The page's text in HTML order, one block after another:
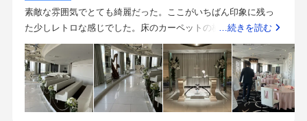
進めて下さり安心です。仕事等で多く通えない方にも良心的で
す。それでも、プランナーさんにひとまかせにせず、あくまで
たちの希望をお伝えすることが大切です！余談ですが、私達は
うっかりウェディングケーキのイメージだけお伝えして満足し
てしまい、実物の確認をせず本番を迎えました。(笑)・ペーパー
アイテムは手間と時間こそかかりますが、大幅に節約できるの
さ。ゲストの人数が少なく、あまり大規模な披露宴をしたく無
いと考えているカップルにはぴったりの披露宴会場だと思う。1
0人以下などさらに少ない場合は流しテーブル一本でも広すぎる
と感じない会場だったので、小さい披露宴会場を探している人
は見学してみると良いかも。挙式会場のすぐ近くには集合写真
を撮れるように、壁に水が流れていて緑もあるスペースが用意
されているので、そこでフラワーシャワーやゲストとのおしゃ
素敵な雰囲気でとても綺麗だった。ここがいちばん印象に残っ
た少しレトロな感じでした。床のカーペットの柄が少し気にな
りました！古き良き式を希望される方はいいかも！安いとは思
いますが、少し建物の経年劣化が気になりました、、、残念エ
レベーターも狭め食べてません新横浜なので新幹線も止まるの
でいいですねライブの人被るとオタクの方がたくさんいるかも
いい人でした親身になって値下げしてくれたり相談してくれま
…続きを読む